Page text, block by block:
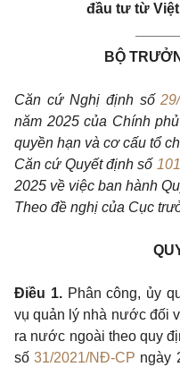
đầu tư từ
BỘ
Căn cứ Nghị định số
năm 2025 của Chính
quyền hạn và cơ cấu tổ
Căn cứ Quyết định số
2025 về việc ban hành
Theo đề nghị của Cục
Điều 1. Phân công, ủy
vụ quản lý nhà nước đối
ra nước ngoài theo quy
số31/2021/NĐ-CP ngày